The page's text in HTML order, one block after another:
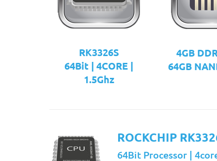
RK3326S
64Bit | 4CORE |
1.5Ghz
4GB
64GB
ROCKCHIP
64Bit Processor |